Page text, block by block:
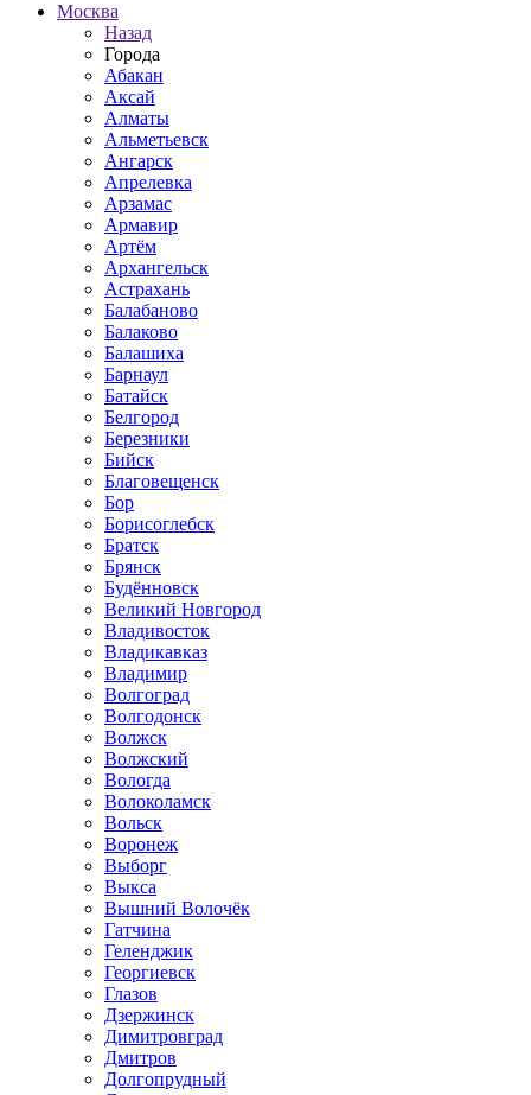
Москва
Назад
Города
Абакан
Аксай
Алматы
Альметьевск
Ангарск
Апрелевка
Арзамас
Армавир
Артём
Архангельск
Астрахань
Балабаново
Балаково
Балашиха
Барнаул
Батайск
Белгород
Березники
Бийск
Благовещенск
Бор
Борисоглебск
Братск
Брянск
Будённовск
Великий Новгород
Владивосток
Владикавказ
Владимир
Волгоград
Волгодонск
Волжск
Волжский
Вологда
Волоколамск
Вольск
Воронеж
Выборг
Выкса
Вышний Волочёк
Гатчина
Геленджик
Георгиевск
Глазов
Дзержинск
Димитровград
Дмитров
Долгопрудный